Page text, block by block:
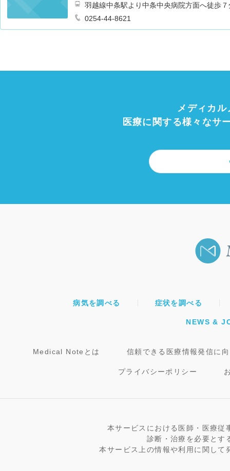
羽越線中条駅より中条中央病院方面へ徒歩７
0254-44-8621
メディカ
医療に関する様々なサ
病気を調べる 症状を調べる
NEWS &
Medical Noteとは 信頼できる医療情報発信に
プライバシーポリシー
本サービスにおける医師・医療従
診断・治療を必要とす
本サービス上の情報や利用に関し